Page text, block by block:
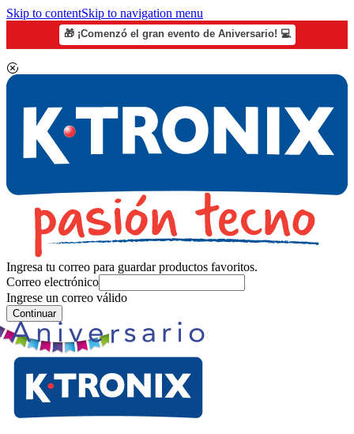
Skip to contentSkip to navigation menu
🎁 ¡Comenzó el gran evento de Aniversario! 💻
Ingresa tu correo para guardar productos favoritos.
Correo electrónico
Ingrese un correo válido
Continuar